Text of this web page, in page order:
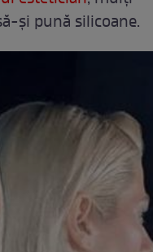
și pună silicoane.